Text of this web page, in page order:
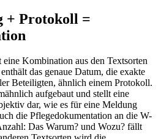
+ Protokoll =
Kombination aus den Textsorten
das genaue Datum, die exakte
Beteiligten, ähnlich einem Protokoll.
aufgebaut und stellt eine
dar, wie es für eine Meldung
die Pflegedokumentation an die W-
Das Warum? und Wozu? fällt